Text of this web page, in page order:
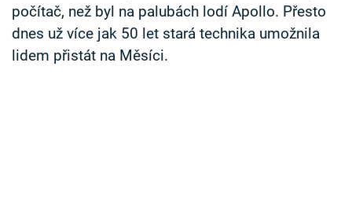
počítač, než byl na palubách lodí Apollo. Přesto
dnes už více jak 50 let stará technika umožnila
lidem přistát na Měsíci.